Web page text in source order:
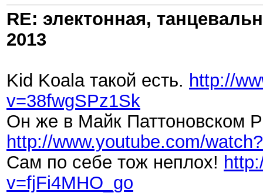
RE: электонная,
2013
Kid Koala такой есть. http://
v=38fwgSPz1Sk
Он же в Майк Паттоновском
http://www.youtube.com/
Сам по себе тож неплох!
v=fjFi4MHO_go